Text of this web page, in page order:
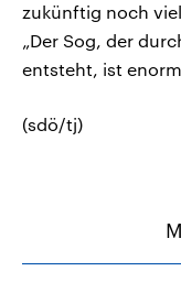
zukünftig noch
„Der Sog, der
entsteht, ist
(sdö/tj)